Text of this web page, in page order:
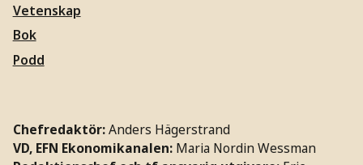
Vetenskap
Bok
Podd
Chefredaktör:Anders Hägerstrand
VD, EFN Ekonomikanalen: Maria Nordin Wessman